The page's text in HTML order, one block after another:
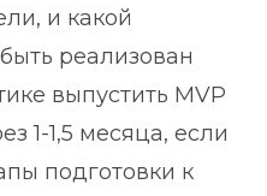
и какой
реализован
выпустить MVP
1-1,5 месяца, если
подготовки к